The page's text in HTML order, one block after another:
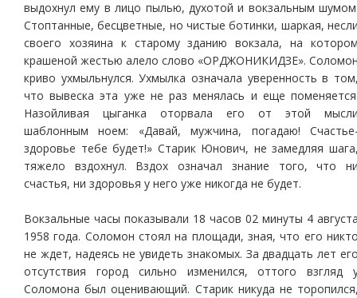
выдохнул ему в лицо пылью, духотой и вокзальным
Стоптанные, бесцветные, но чистые ботинки, шаркая,
своего хозяина к старому зданию вокзала, на
крашеной жестью алело слово «ОРДЖОНИКИДЗЕ».
криво ухмыльнулся. Ухмылка означала уверенность в
что вывеска эта уже не раз менялась и еще
Назойливая цыганка оторвала его от этой
шаблонным ноем: «Давай, мужчина, погадаю!
здоровье тебе будет!» Старик Юнович, не замедляя
тяжело вздохнул. Вздох означал знание того, что
счастья, ни здоровья у него уже никогда не будет.
Вокзальные часы показывали 18 часов 02 минуты 4
1958 года. Соломон стоял на площади, зная, что его
не ждет, надеясь не увидеть знакомых. За двадцать лет
отсутствия город сильно изменился, оттого взгляд
Соломона был оценивающий. Старик никуда не